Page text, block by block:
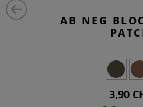
AB NEG
3,90